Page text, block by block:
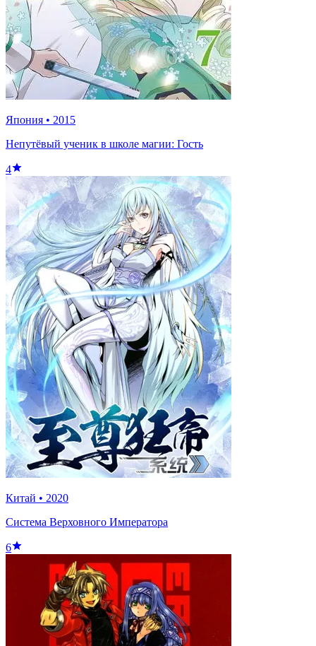
Япония • 2015
Непутёвый ученик в школе магии: Гость
4
Китай • 2020
Система Верховного Императора
6